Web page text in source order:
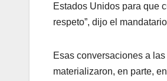
Estados Unidos para que
respeto”, dijo el
Esas conversaciones a
materializaron, en parte,